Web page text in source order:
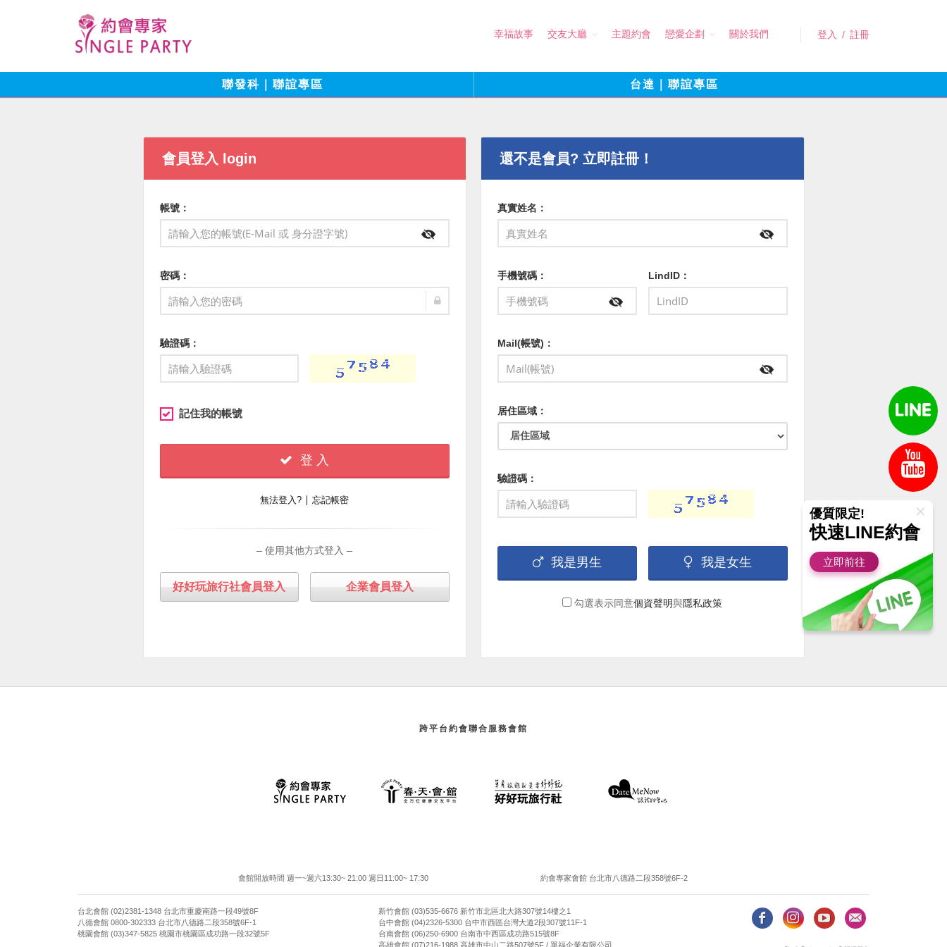
登入 / 註冊
幸福故事 交友大廳 主題約會 戀愛企劃 關於我們
聯發科｜聯誼專區 台達｜聯誼專區
會員登入 login
帳號：
密碼：
驗證碼：
記住我的帳號
登 入
無法登入? ∣忘記帳密
– 使用其他方式登入 –
好好玩旅行社會員登入 企業會員登入
還不是會員? 立即註冊！
真實姓名：
手機號碼： LindID：
Mail(帳號)：
居住區域：
驗證碼：
我是男生 我是女生
勾選表示同意個資聲明與隱私政策
跨平台約會聯合服務會館
會館開放時間 週一~週六13:30~ 21:00 週日11:00~ 17:30 約會專家會館 台北市八德路二段358號6F-2
台北會館 (02)2381-1348 台北市重慶南路一段49號8F
八德會館 0800-302333 台北市八德路二段358號6F-1
桃園會館 (03)347-5825 桃園市桃園區成功路一段32號5F
新竹會館 (03)535-6676 新竹市北區北大路307號14樓之1
台中會館 (04)2326-5300 台中市西區台灣大道2段307號11F-1
台南會館 (06)250-6900 台南市中西區成功路515號8F
高雄會館 (07)216-1988 高雄市中山二路507號5F / 單福企業有限公司
優質限定!
快速LINE約會
立即前往